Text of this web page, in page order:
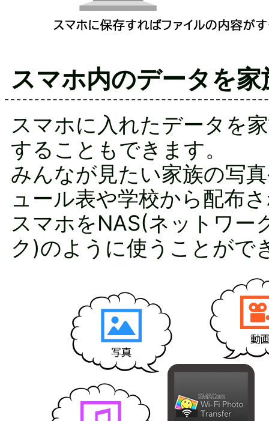
スマホ内のデータを家
スマホに入れたデータを
することもできます。
みんなが見たい家族の写
ュール表や学校から配布
スマホをNAS(ネットワー
ク)のように使うことがで